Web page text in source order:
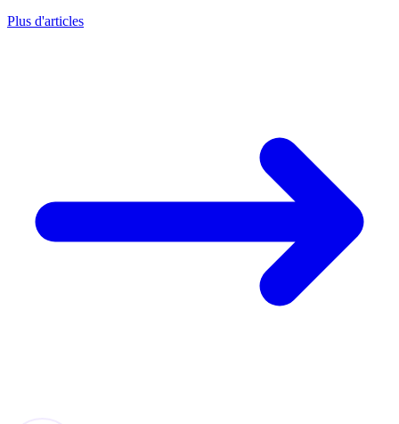
Plus d'articles